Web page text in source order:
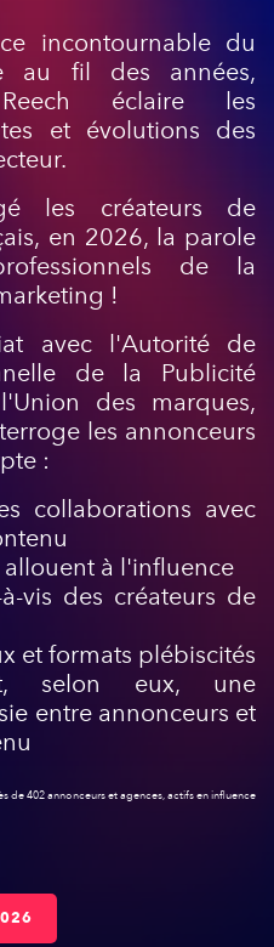
incontournable du
au fil des années,
éclaire les
et évolutions des
les créateurs de
en 2026, la parole
de la
!
avec l'Autorité de
de la Publicité
des marques,
les annonceurs
:
collaborations avec
à l'influence
vis des créateurs de
et formats plébiscités
selon eux, une
entre annonceurs et
de 402 annonceurs et agences, actifs en influence